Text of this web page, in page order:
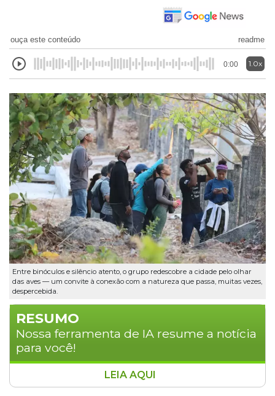
ouça este conteúdo readme
0:00 1.0x
Entre binóculos e silêncio atento, o grupo redescobre a cidade pelo olhar
das aves — um convite à conexão com a natureza que passa, muitas vezes,
despercebida.
RESUMO
Nossa ferramenta de IA resume a notícia
para você!
A professora e pesquisadora Simone
LEIA AQUI